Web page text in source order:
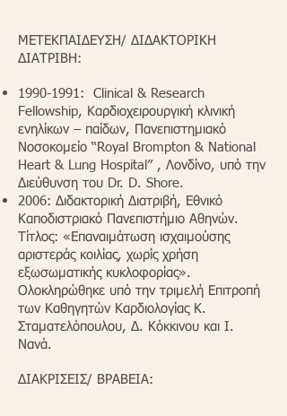
ΜΕΤΕΚΠΑΙΔΕΥΣΗ/ ΔΙΔΑΚΤΟΡΙΚΗ
ΔΙΑΤΡΙΒΗ:
1990-1991: Clinical & Research
Fellowship, Καρδιοχειρουργική κλινική
ενηλίκων – παίδων, Πανεπιστημιακό
Νοσοκομείο “Royal Brompton & National
Heart & Lung Hospital” , Λονδίνο, υπό την
Διεύθυνση του Dr. D. Shore.
2006: Διδακτορική Διατριβή, Εθνικό
Καποδιστριακό Πανεπιστήμιο Αθηνών.
Τίτλος: «Επαναιμάτωση ισχαιμούσης
αριστεράς κοιλίας, χωρίς χρήση
εξωσωματικής κυκλοφορίας».
Ολοκληρώθηκε υπό την τριμελή Επιτροπή
των Καθηγητών Καρδιολογίας Κ.
Σταματελόπουλου, Δ. Κόκκινου και Ι.
Νανά.
ΔΙΑΚΡΙΣΕΙΣ/ ΒΡΑΒΕΙΑ: